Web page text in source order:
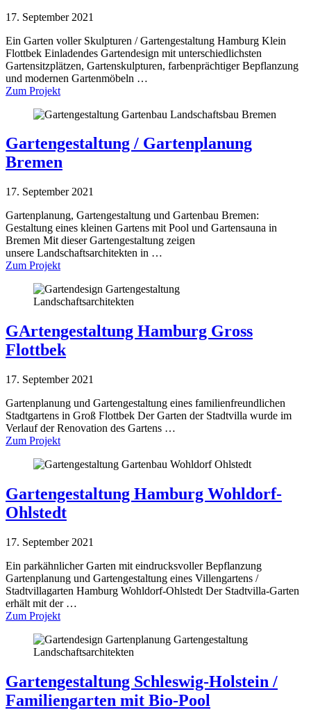
17. September 2021
Ein Garten voller Skulpturen / Gartengestaltung Hamburg Klein
Flottbek Einladendes Gartendesign mit unterschiedlichsten
Gartensitzplätzen, Gartenskulpturen, farbenprächtiger Bepflanzung
und modernen Gartenmöbeln …
Zum Projekt
Gartengestaltung / Gartenplanung
Bremen
17. September 2021
Gartenplanung, Gartengestaltung und Gartenbau Bremen:
Gestaltung eines kleinen Gartens mit Pool und Gartensauna in
Bremen Mit dieser Gartengestaltung zeigen
unsere Landschaftsarchitekten in …
Zum Projekt
GArtengestaltung Hamburg Gross
Flottbek
17. September 2021
Gartenplanung und Gartengestaltung eines familienfreundlichen
Stadtgartens in Groß Flottbek Der Garten der Stadtvilla wurde im
Verlauf der Renovation des Gartens …
Zum Projekt
Gartengestaltung Hamburg Wohldorf-
Ohlstedt
17. September 2021
Ein parkähnlicher Garten mit eindrucksvoller Bepflanzung
Gartenplanung und Gartengestaltung eines Villengartens /
Stadtvillagarten Hamburg Wohldorf-Ohlstedt Der Stadtvilla-Garten
erhält mit der …
Zum Projekt
Gartengestaltung Schleswig-Holstein /
Familiengarten mit Bio-Pool